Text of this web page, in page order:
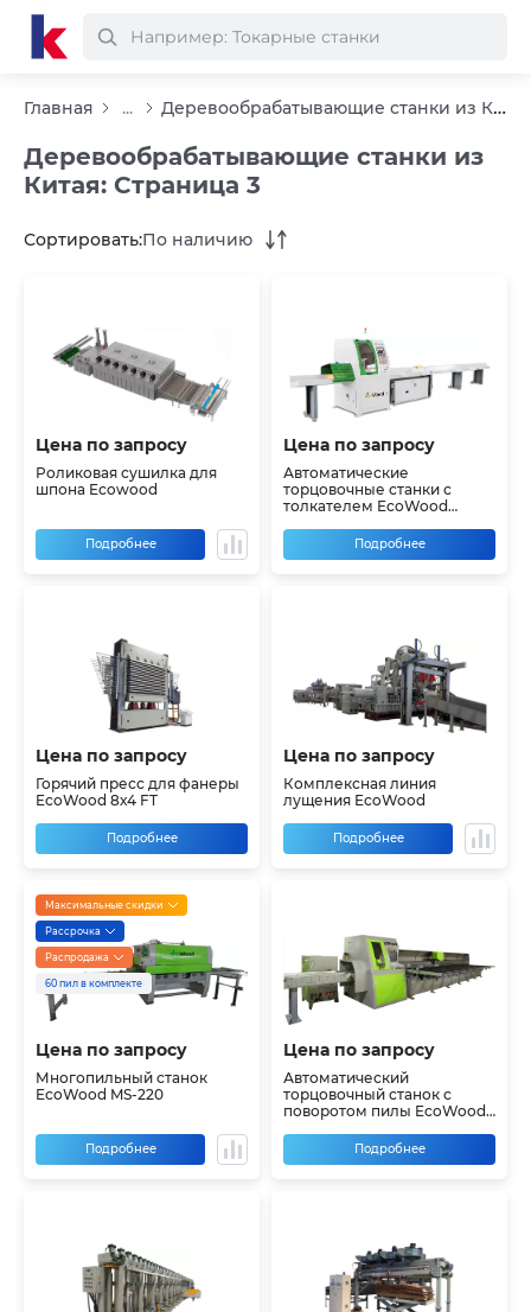
Главная ... Деревообрабатывающие станки из Китая
Деревообрабатывающие станки из
Китая: Страница 3
Сортировать:По наличию
Цена по запросу
Роликовая сушилка для
шпона Ecowood
Подробнее
Цена по запросу
Автоматические
торцовочные станки с
толкателем EcoWood
Подробнее
Цена по запросу
Горячий пресс для фанеры
EcoWood 8х4 FT
Подробнее
Цена по запросу
Комплексная линия
лущения EcoWood
Подробнее
Максимальные скидки
Рассрочка
Распродажа
60 пил в комплекте
Цена по запросу
Многопильный станок
EcoWood MS-220
Подробнее
Цена по запросу
Автоматический
торцовочный станок с
поворотом пилы EcoWood
Подробнее